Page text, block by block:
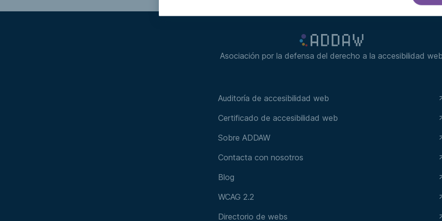
Asociación por la defensa del derecho a la accesibilidad
Auditoría de accesibilidad web
Certificado de accesibilidad web
Sobre ADDAW
Contacta con nosotros
Blog
WCAG 2.2
Directorio de webs